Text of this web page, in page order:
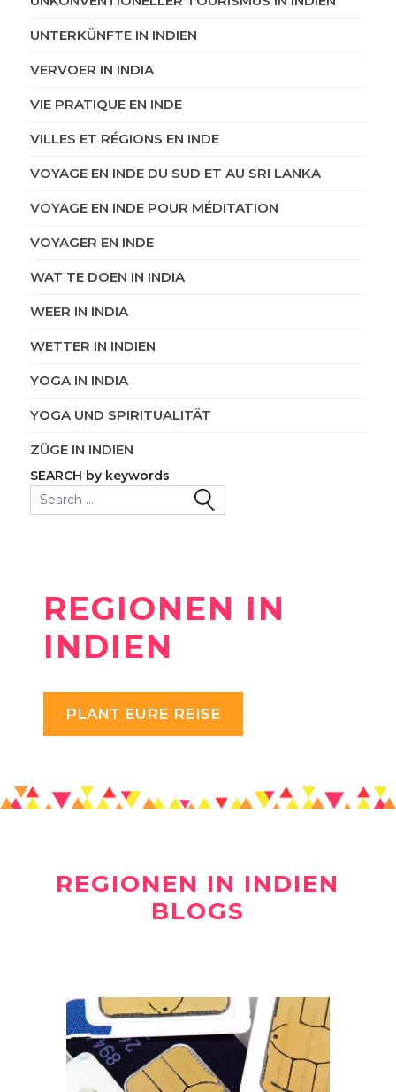
UNTERKÜNFTE IN INDIEN
VERVOER IN INDIA
VIE PRATIQUE EN INDE
VILLES ET RÉGIONS EN INDE
VOYAGE EN INDE DU SUD ET AU SRI LANKA
VOYAGE EN INDE POUR MÉDITATION
VOYAGER EN INDE
WAT TE DOEN IN INDIA
WEER IN INDIA
WETTER IN INDIEN
YOGA IN INDIA
YOGA UND SPIRITUALITÄT
ZÜGE IN INDIEN
SEARCH by keywords
Search for:
REGIONEN IN
INDIEN
PLANT EURE REISE
REGIONEN IN INDIEN
BLOGS